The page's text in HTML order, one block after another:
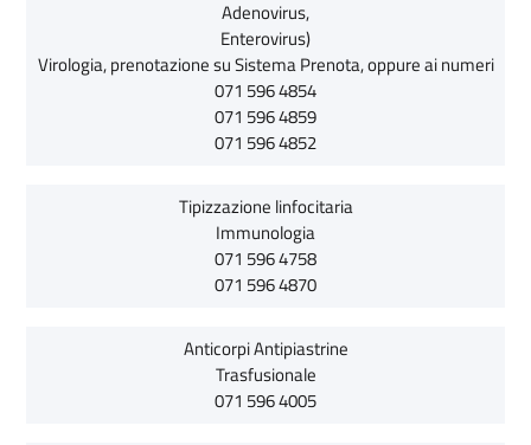
Adenovirus,
Enterovirus)
Virologia, prenotazione su Sistema Prenota, oppure ai numeri
071 596 4854
071 596 4859
071 596 4852
Tipizzazione linfocitaria
Immunologia
071 596 4758
071 596 4870
Anticorpi Antipiastrine
Trasfusionale
071 596 4005